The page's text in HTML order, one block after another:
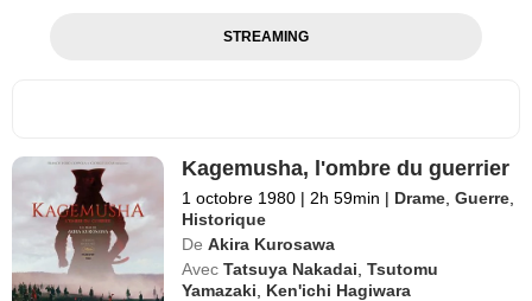
STREAMING
Kagemusha, l'ombre du guerrier
1 octobre 1980 | 2h 59min | Drame ,Guerre
Historique
De Akira Kurosawa
Avec Tatsuya Nakadai ,Tsutomu
Yamazaki
Ken'ichi Hagiwara